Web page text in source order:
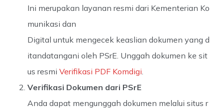
Ini merupakan layanan resmi dari Kementerian Ko
munikasi dan
Digital untuk mengecek keaslian dokumen yang d
itandatangani oleh PSrE. Unggah dokumen ke sit
us resmi Verifikasi PDF Komdigi.
Verifikasi Dokumen dari PSrE
Anda dapat mengunggah dokumen melalui situs r